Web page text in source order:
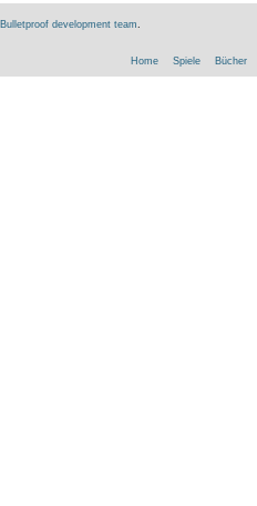
Bulletproof development team
Home Spiele Bücher